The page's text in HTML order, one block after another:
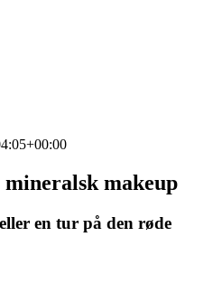
makeup
en tur på den røde